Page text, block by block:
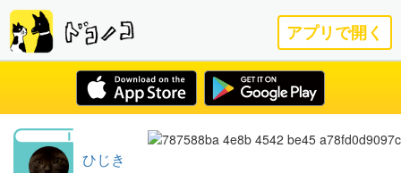
アプリで開く
ひじき